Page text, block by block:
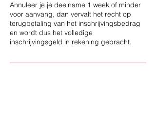
Annuleer je je deelname 1 week of minder
voor aanvang, dan vervalt het recht op
terugbetaling van het inschrijvingsbedrag
en wordt dus het volledige
inschrijvingsgeld in rekening gebracht.